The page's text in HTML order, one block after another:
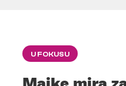
U FOKUSU